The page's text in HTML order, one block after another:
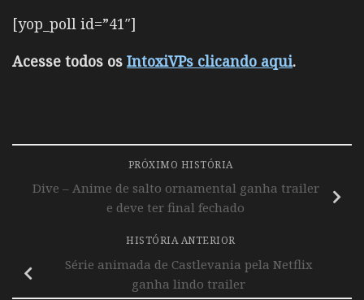
[yop_poll id=”41″]
Acesse todos os IntoxiVPs clicando aqui.
PRÓXIMO HISTÓRIA
Dive – Anime de salto ornamental ganha trailer
e deve ter final fechado
HISTÓRIA ANTERIOR
Série animada de Castlevania pela Netflix
ganha lindo trailer